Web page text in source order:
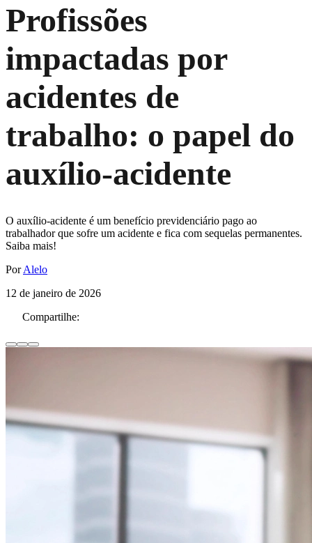
Profissões
impactadas por
acidentes de
trabalho: o papel do
auxílio-acidente
O auxílio-acidente é um benefício previdenciário pago ao
trabalhador que sofre um acidente e fica com sequelas permanentes.
Saiba mais!
PorAlelo
12 de janeiro de 2026
Compartilhe: